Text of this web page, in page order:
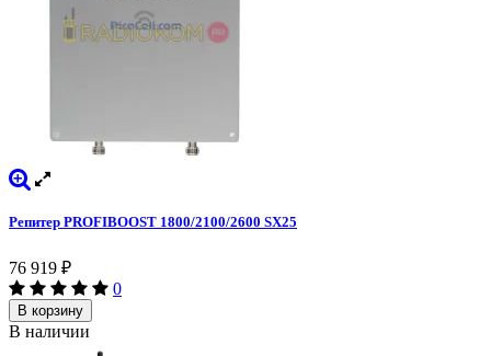
Репитер PROFIBOOST 1800/2100/2600 SX25
76 919 ₽
0
В корзину
В наличии